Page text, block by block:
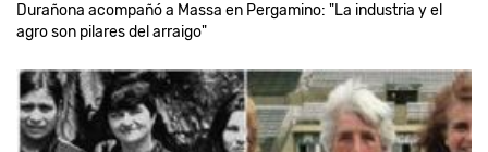
Durañona acompañó a Massa en Pergamino: "La industria y el
agro son pilares del arraigo"